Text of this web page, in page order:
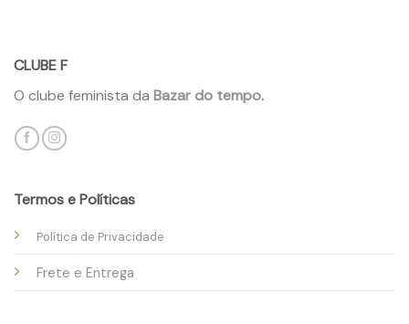
CLUBE F
O clube feminista da Bazar do tempo.
Termos e Políticas
Política de Privacidade
Frete e Entrega